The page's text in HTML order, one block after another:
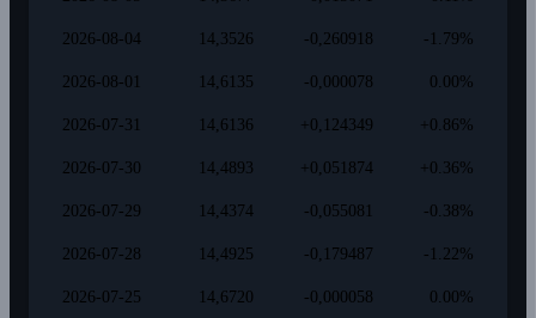
2026-08-04 14,3526 -0,260918 -1.79%
2026-08-01 14,6135 -0,000078 0.00%
2026-07-31 14,6136 +0,124349 +0.86%
2026-07-30 14,4893 +0,051874 +0.36%
2026-07-29 14,4374 -0,055081 -0.38%
2026-07-28 14,4925 -0,179487 -1.22%
2026-07-25 14,6720 -0,000058 0.00%